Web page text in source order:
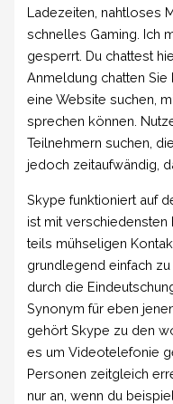
Lade­zeiten, nahtloses
schnelles Gaming. Ich
gesperrt. Du chattest
Anmeldung chatten
eine Website suchen,
sprechen können.
Teilnehmern suchen,
jedoch zeitaufwändig,
Skype funktioniert auf
ist mit
teils mühseligen
grundlegend einfach
durch die
Synonym für eben
gehört Skype zu den
es um Videotelefonie
Personen zeitgleich
nur an, wenn du